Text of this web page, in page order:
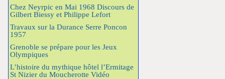
Chez Neyrpic en Mai 1968 Discours de
Gilbert Biessy et Philippe Lefort
Travaux sur la Durance Serre Poncon
1957
Grenoble se prépare pour les Jeux
Olympiques
L’histoire du mythique hôtel l’Ermitage
St Nizier du Moucherotte Vidéo